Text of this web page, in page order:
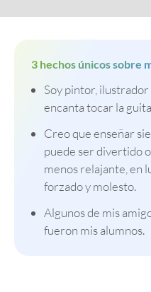
3 hechos únicos sobre
Soy pintor, ilustrador
encanta tocar la
Creo que enseñar
puede ser divertido
menos relajante, en
forzado y molesto.
Algunos de mis
fueron mis alumnos.